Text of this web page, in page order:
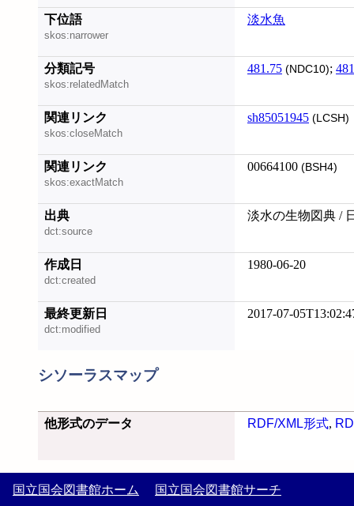
下位語
skos:narrower
淡水魚
分類記号
skos:relatedMatch
481.75 (NDC10);
関連リンク
skos:closeMatch
sh85051945 (LCSH)
関連リンク
skos:exactMatch
00664100 (BSH4)
出典
dct:source
淡水の生物図典 /
作成日
dct:created
1980-06-20
最終更新日
dct:modified
2017-07-
シソーラスマップ
他形式のデータ RDF/XML形式,
国立国会図書館ホーム 国立国会図書館サーチ